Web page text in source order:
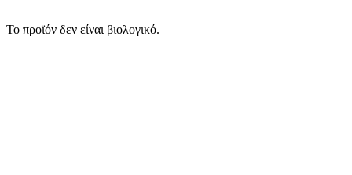
Το προϊόν δεν είναι βιολογικό.